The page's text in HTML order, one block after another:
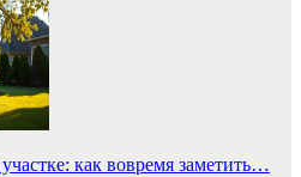
как вовремя заметить…